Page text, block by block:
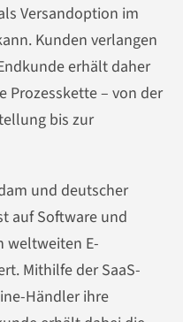
Versandoption im
Kunden verlangen
erhält daher
Prozesskette – von der
bis zur
und deutscher
auf Software und
weltweiten E-
Mithilfe der SaaS-
Händler ihre